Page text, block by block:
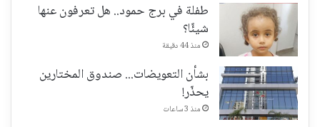
طفلة في برج حمود.. هل تعرفون عنها
شيئًا؟
منذ 44 دقيقة
بشأن التعويضات... صندوق المختارين
يحذّر!
منذ 3 ساعات